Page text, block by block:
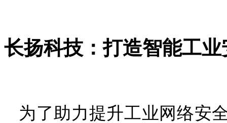
长扬科技：打造智能工
为了助力提升工业网络安